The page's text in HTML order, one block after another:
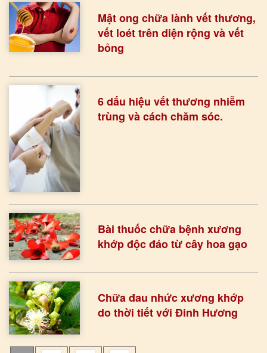
Mật ong chữa lành vết thương,
vết loét trên diện rộng và vết
bỏng
6 dấu hiệu vết thương nhiễm
trùng và cách chăm sóc.
Bài thuốc chữa bệnh xương
khớp độc đáo từ cây hoa gạo
Chữa đau nhức xương khớp
do thời tiết với Đinh Hương